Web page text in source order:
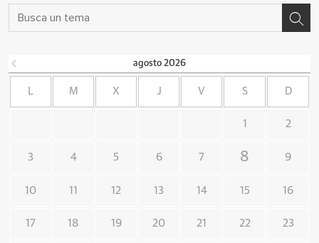
agosto 2026
L M X J V S D
1 2
3 4 5 6 7 8 9
10 11 12 13 14 15 16
17 18 19 20 21 22 23